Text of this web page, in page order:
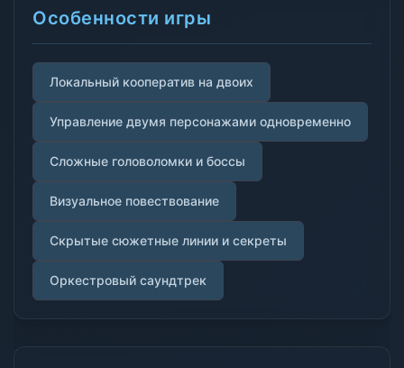
Особенности игры
Локальный кооператив на двоих
Управление двумя персонажами одновременно
Сложные головоломки и боссы
Визуальное повествование
Скрытые сюжетные линии и секреты
Оркестровый саундтрек